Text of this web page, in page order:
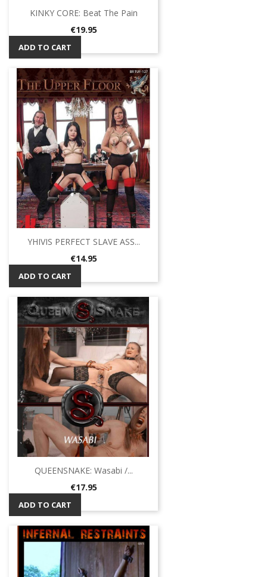
KINKY CORE: Beat The Pain
Price
€19.95
ADD TO CART
YHIVIS PERFECT SLAVE ASS...
Price
€14.95
ADD TO CART
QUEENSNAKE: Wasabi /...
Price
€17.95
ADD TO CART